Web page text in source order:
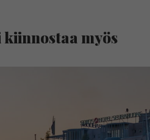
kiinnostaa myös